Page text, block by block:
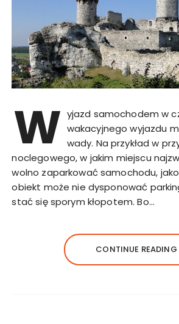
W yjazd samochodem w
wakacyjnego wyjazdu
wady. Na przykład w
noclegowego, w jakim miejscu
wolno zaparkować samochodu,
obiekt może nie dysponować
stać się sporym kłopotem. Bo…
CONTINUE READING